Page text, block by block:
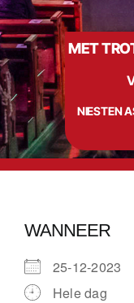
MET
NIESTEN
Info
Contact
WANNEER
25-12-2023
Hele dag